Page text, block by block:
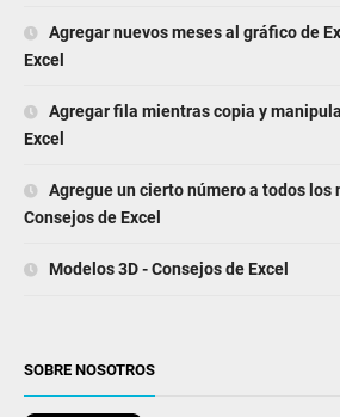
Agregar nuevos meses al gráfico de
Excel
Agregar fila mientras copia y
Excel
Agregue un cierto número a todos los
Consejos de Excel
Modelos 3D - Consejos de Excel
SOBRE NOSOTROS